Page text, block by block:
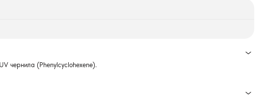
чернила (Phenylcyclohexene).